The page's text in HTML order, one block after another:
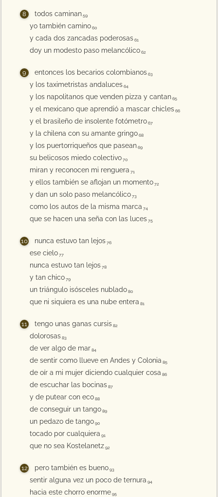
todos caminan 59
yo también camino 60
y cada dos zancadas poderosas 61
doy un modesto paso melancólico 62
entonces los becarios colombianos 63
y los taximetristas andaluces 64
y los napolitanos que venden pizza y cantan 65
y el mexicano que aprendió a mascar chicles 66
y el brasileño de insolente fotómetro 67
y la chilena con su amante gringo 68
y los puertorriqueños que pasean 69
su belicosos miedo colectivo 70
miran y reconocen mi renguera 71
y ellos también se aflojan un momento 72
y dan un solo paso melancólico 73
como los autos de la misma marca 74
que se hacen una seña con las luces 75
nunca estuvo tan lejos 76
ese cielo 77
nunca estuvo tan lejos 78
y tan chico 79
un triángulo isósceles nublado 80
que ni siquiera es una nube entera 81
tengo unas ganas cursis 82
dolorosas 83
de ver algo de mar 84
de sentir como llueve en Andes y Colonia 85
de oír a mi mujer diciendo cualquier cosa 86
de escuchar las bocinas 87
y de putear con eco 88
de conseguir un tango 89
un pedazo de tango 90
tocado por cualquiera 91
que no sea Kostelanetz 92
pero también es bueno 93
sentir alguna vez un poco de ternura 94
hacia este chorro enorme 95